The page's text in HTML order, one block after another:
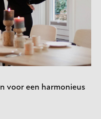
voor een harmonieus